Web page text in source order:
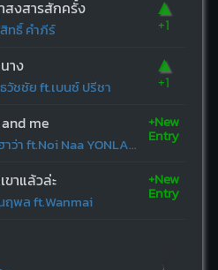
สงสารสักครั้ง
ทธิ์ คำภีร์
▲
+1
าง
วัชชัย ft.เบนซ์ ปรีชา
▲
+1
me
แกนฮาว่า ft.Noi Naa YONLAPA
+New
Entry
ขาแล้วล่ะ
ฤพล ft.Wanmai
+New
Entry